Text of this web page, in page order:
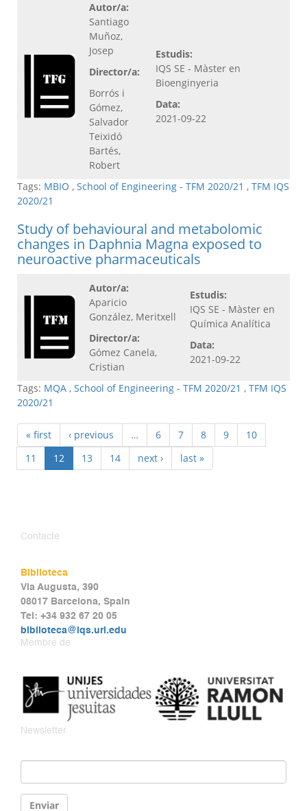
Autor/a:
Santiago
Muñoz,
Josep
Director/a:
Borrós i
Gómez,
Salvador
Teixidó
Bartés,
Robert
Estudis:
IQS SE - Màster en
Bioenginyeria
Data:
2021-09-22
Tags: MBIO , School of Engineering - TFM 2020/21 , TFM IQS
2020/21
Study of behavioural and metabolomic
changes in Daphnia Magna exposed to
neuroactive pharmaceuticals
Autor/a:
Aparicio
González, Meritxell
Director/a:
Gómez Canela,
Cristian
Estudis:
IQS SE - Màster en
Química Analítica
Data:
2021-09-22
Tags: MQA , School of Engineering - TFM 2020/21 , TFM IQS
2020/21
« first ‹ previous … 6 7 8 9
10
11
12 13 14 next › last »
Contacte
Biblioteca
Via Augusta, 390
08017 Barcelona, Spain
Tel: +34 932 67 20 05
biblioteca@iqs.url.edu
Membre de
Newsletter
Enviar